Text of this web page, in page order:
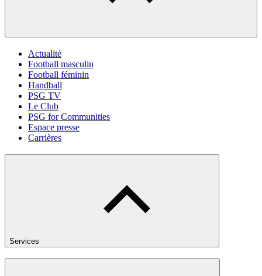
Actualité
Football masculin
Football féminin
Handball
PSG TV
Le Club
PSG for Communities
Espace presse
Carrières
Services